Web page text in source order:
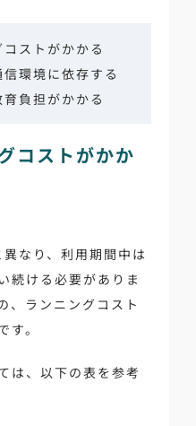
ストがかかる
環境に依存する
負担がかかる
コストがかか
なり、利用期間中は
続ける必要がありま
、ランニングコスト
。
は、以下の表を参考